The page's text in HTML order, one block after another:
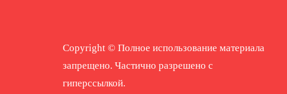
Copyright © Полное использование материала
запрещено. Частично разрешено с
гиперссылкой.